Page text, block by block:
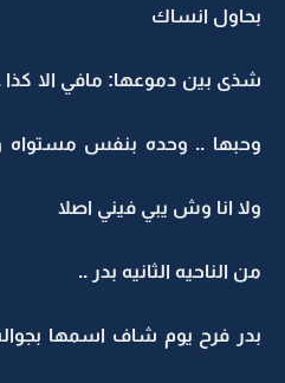
بحاول انساك
شذى بين دموعها: مافي الا كذا
وحبها .. وحده بنفس مستواه
ولا انا وش يبي فيني اصلا
من الناحيه الثانيه بدر ..
بدر فرح يوم شاف اسمها